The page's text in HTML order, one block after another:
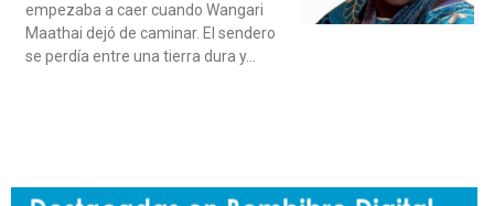
empezaba a caer cuando Wangari
Maathai dejó de caminar. El sendero
se perdía entre una tierra dura y…